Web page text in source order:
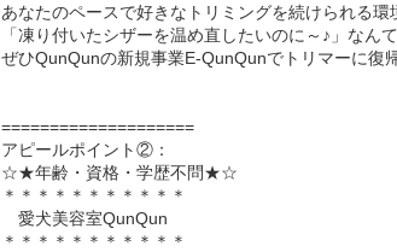
あなたのペースで好きなトリミングを続けられる環
「凍り付いたシザーを温め直したいのに～♪」なん
ぜひQunQunの新規事業E-QunQunでトリマーに復
====================
アピールポイント②：
☆★年齢・資格・学歴不問★☆
＊＊＊＊＊＊＊＊＊＊＊
愛犬美容室QunQun
＊＊＊＊＊＊＊＊＊＊＊